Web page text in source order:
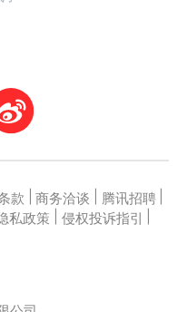
款 商务洽谈 腾讯招聘
私政策 侵权投诉指引